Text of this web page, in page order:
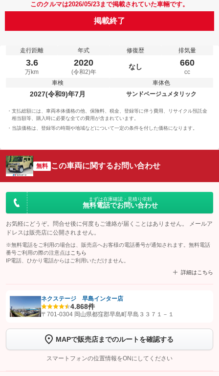
このクルマは2026/05/23まで掲載されていた車輛です。
掲載終了
走行距離
3.6
万km
年式
2020
(令和2)年
修復歴
なし
排気量
660
cc
車検
2027(令和9)年7月
車体色
サンドベージュメタリック
支払総額には、車両本体価格の他、保険料、税金、登録等に伴う費用、リサイクル預託金
相当額等、購入時に必要な全ての費用が含まれています。
当該価格は、登録等の時期や地域などについて一定の条件を付した価格になります。
無料 この車両に関するお問い合わせ
まずは在庫確認・見積り依頼
無料電話でお問い合わせ
お気軽にどうぞ。問合せ後に何度もご連絡が届くことはありません。 メールア
ドレスは販売店に公開されません。
※無料電話をご利用の場合は、販売店へお客様の電話番号が通知されます。無料電話
番号ご利用の際の注意点は こちら
IP電話、ひかり電話からはご利用いただけません。
詳細はこちら
【STEP1】認証画面でグーネットを友だち追加してから「許可する」ボタンを押
トーク画面で
ボタンをタップして問い合わせを
完了してください。
こちら
ネクステージ 早島インター店
4.868件
〒701-0304 岡山県都窪郡早島町早島３３７１－１
MAPで販売店までのルートを確認する
スマートフォンの位置情報をONにしてください